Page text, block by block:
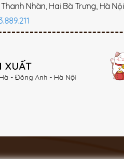
Thanh Nhàn, Hai Bà Trưng, Hà Nội
XUẤT
- Đông Anh - Hà Nội